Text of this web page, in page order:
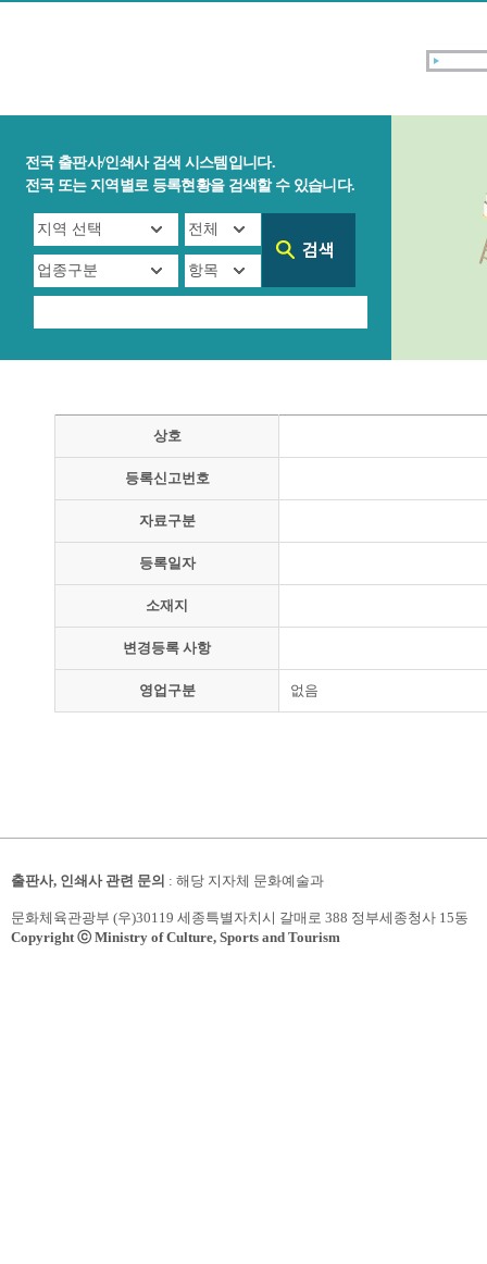
전국 출판사/인쇄사 검색 시스템입니다.
전국 또는 지역별로 등록현황을 검색할 수 있습니다.
상호
등록신고번호
자료구분
등록일자
소재지
변경등록 사항
영업구분 없음
출판사, 인쇄사 관련 문의 : 해당 지자체 문화예술과
문화체육관광부 (우)30119 세종특별자치시 갈매로 388 정부세종청사 15동
Copyright ⓒ Ministry of Culture, Sports and Tourism